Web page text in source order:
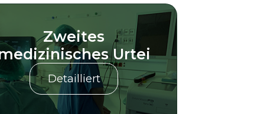
Zweites
Urtei
Detailliert